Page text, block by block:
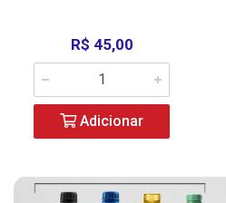
R$ 45,00
Adicionar